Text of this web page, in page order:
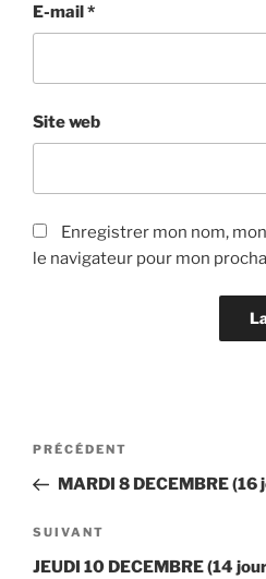
E-mail*
Site web
Enregistrer mon nom,
le navigateur pour mon
Navigation
l’article
Article
précédent
PRÉCÉDENT
MARDI 8 DECEMBRE
Article
suivant
SUIVANT
JEUDI 10 DECEMBRE (14